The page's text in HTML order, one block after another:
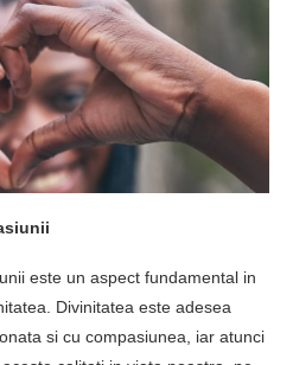
este un aspect fundamental in
Divinitatea este adesea
si cu compasiunea, iar atunci